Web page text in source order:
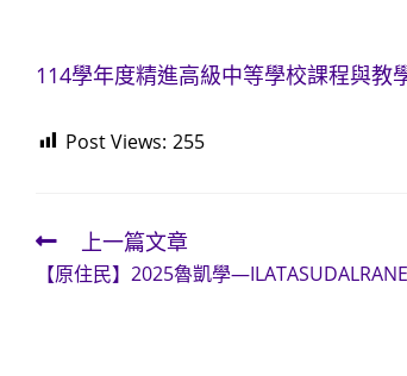
114學年度精進高級中等學校課程與教
Post Views: 255
Read
more
上一篇文章
【原住民】2025魯凱學